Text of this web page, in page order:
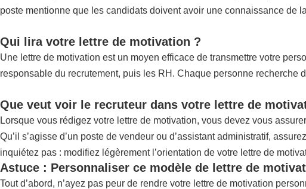
poste mentionne que les candidats doivent avoir une connaissance de
Qui lira votre lettre de motivation ?
Une lettre de motivation est un moyen efficace de transmettre votre
responsable du recrutement, puis les RH. Chaque personne recherche
Que veut voir le recruteur dans votre lettre de
Lorsque vous rédigez votre lettre de motivation, vous devez vous
Qu’il s’agisse d’un poste de vendeur ou d’assistant administratif,
inquiétez pas : modifiez légèrement l’orientation de votre lettre de
Astuce : Personnaliser ce modèle de lettre de
Tout d’abord, n’ayez pas peur de rendre votre lettre de motivation